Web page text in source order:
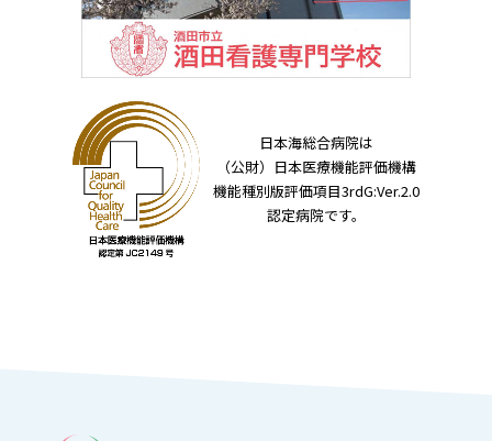
日本海総合病院は
（公財）日本医療機能評価機構
機能種別版評価項目3rdG:Ver.2.0
認定病院です。